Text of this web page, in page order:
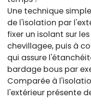
Une technique
de l'isolation par
fixer un isolant sur
chevillagee, puis à
qui assure
bardage bous par
Comparée à
l'extérieur présente